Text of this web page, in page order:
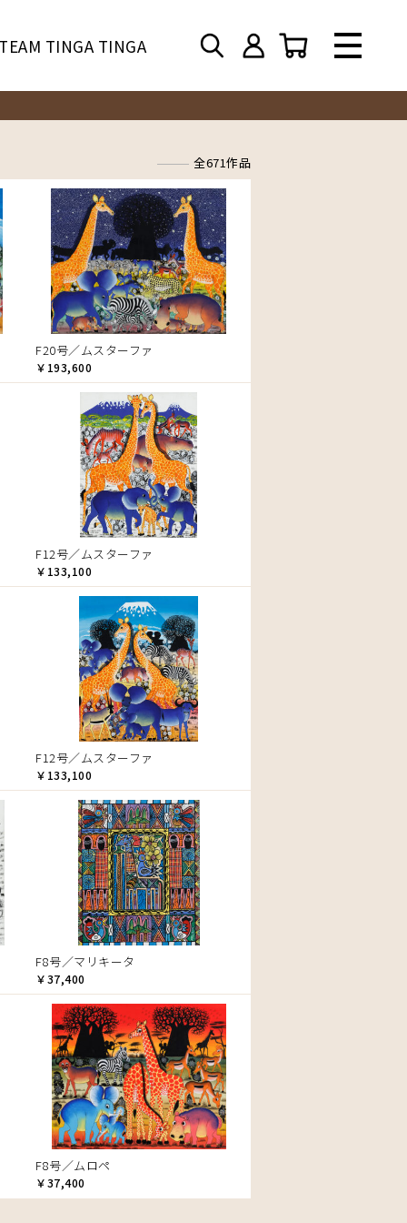
TINGA TINGA
全671作品
F20号／ムスターファ
￥193,600
F12号／ムスターファ
￥133,100
F12号／ムスターファ
￥133,100
F8号／マリキータ
￥37,400
F8号／ムロペ
￥37,400